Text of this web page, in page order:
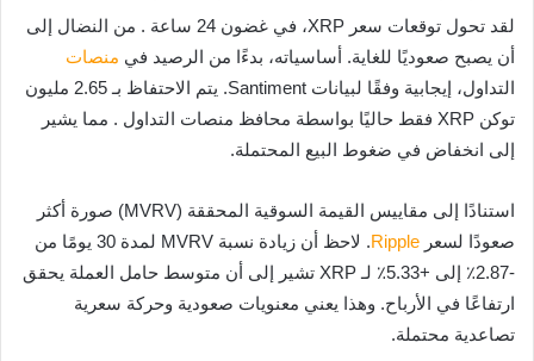
لقد تحول توقعات سعر XRP، في غضون 24 ساعة . من النضال إلى
أن يصبح صعوديًا للغاية. أساسياته، بدءًا من الرصيد في منصات
التداول، إيجابية وفقًا لبيانات Santiment. يتم الاحتفاظ بـ 2.65 مليون
توكن XRP فقط حاليًا بواسطة محافظ منصات التداول . مما يشير
إلى انخفاض في ضغوط البيع المحتملة.
استنادًا إلى مقاييس القيمة السوقية المحققة (MVRV) صورة أكثر
صعودًا لسعر Ripple
. لاحظ أن زيادة نسبة MVRV لمدة 30 يومًا من
-2.87٪ إلى +5.33٪ لـ XRP تشير إلى أن متوسط ​​حامل العملة يحقق
ارتفاعًا في الأرباح. وهذا يعني معنويات صعودية وحركة سعرية
تصاعدية محتملة.